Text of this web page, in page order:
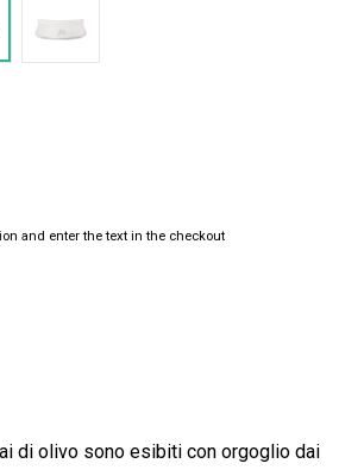
and enter the text in the checkout
di olivo sono esibiti con orgoglio dai